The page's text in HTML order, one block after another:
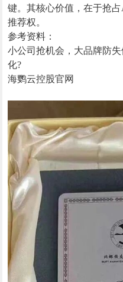
键。其核心价值，在于抢
推荐权。
参考资料：
小公司抢机会，大品牌防
化?
海鹦云控股官网